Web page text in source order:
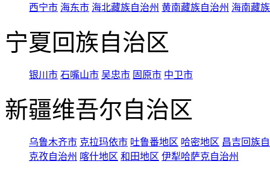
西宁市 海东市 海北藏族自治州 黄南藏族自治州 海南藏
宁夏回族自治区
银川市 石嘴山市 吴忠市 固原市 中卫市
新疆维吾尔自治区
乌鲁木齐市 克拉玛依市 吐鲁番地区 哈密地区 昌吉回族
克孜自治州 喀什地区 和田地区 伊犁哈萨克自治州